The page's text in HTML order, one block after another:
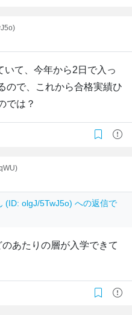
いて、今年から2日で入っ
ので、これから合格実績ひ
では？
(ID: olgJ/5TwJ5o) への返信で
あたりの層が入学できて